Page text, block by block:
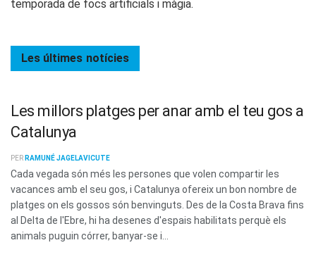
temporada de focs artificials i màgia.
Les últimes notícies
Les millors platges per anar amb el teu gos a
Catalunya
PER RAMUNÉ JAGELAVICUTE
Cada vegada són més les persones que volen compartir les
vacances amb el seu gos, i Catalunya ofereix un bon nombre de
platges on els gossos són benvinguts. Des de la Costa Brava fins
al Delta de l'Ebre, hi ha desenes d'espais habilitats perquè els
animals puguin córrer, banyar-se i...